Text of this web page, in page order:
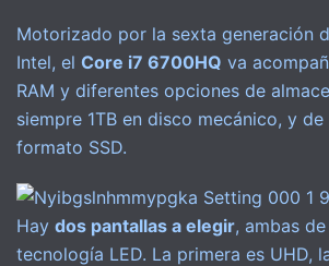
Motorizado por la sexta generación
Intel, el Core i7 6700HQ va
RAM y diferentes opciones de
siempre 1TB en disco mecánico, y de
formato SSD.
Hay dos pantallas a elegir, ambas
tecnología LED. La primera es UHD,